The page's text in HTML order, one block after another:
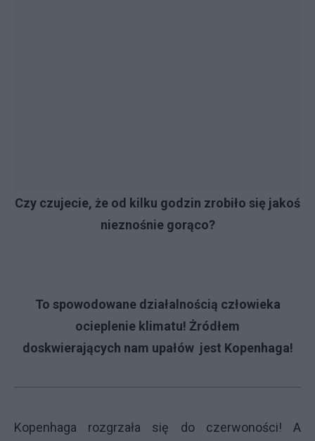
Czy czujecie, że od kilku godzin zrobiło się jakoś
nieznośnie gorąco?
To spowodowane działalnością człowieka
ocieplenie klimatu! Żródłem
doskwierających nam upałów jest Kopenhaga!
Kopenhaga rozgrzała się do czerwoności! A